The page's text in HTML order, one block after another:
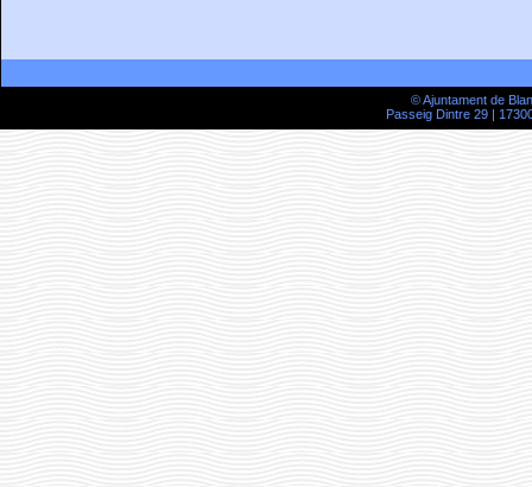
© Ajuntament de
Passeig Dintre 29 |